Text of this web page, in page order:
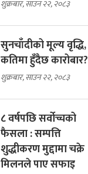
शुक्रबार, साउन २२, २०८३
सुनचाँदीको मूल्य वृद्धि,
कतिमा हुँदैछ कारोबार?
शुक्रबार, साउन २२, २०८३
८ वर्षपछि सर्वोच्चको
फैसला : सम्पत्ति
शुद्धीकरण मुद्दामा चक्रे
मिलनले पाए सफाइ